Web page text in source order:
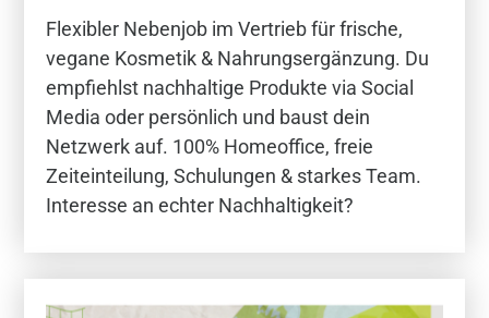
Flexibler Nebenjob im Vertrieb für frische,
vegane Kosmetik & Nahrungsergänzung. Du
empfiehlst nachhaltige Produkte via Social
Media oder persönlich und baust dein
Netzwerk auf. 100% Homeoffice, freie
Zeiteinteilung, Schulungen & starkes Team.
Interesse an echter Nachhaltigkeit?